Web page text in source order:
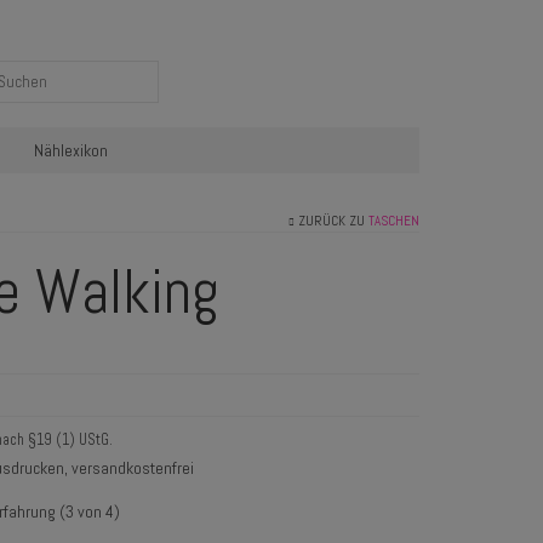
Nählexikon
ZURÜCK ZU TASCHEN
Walking
§19 (1) UStG.
versandkostenfrei
(3 von 4)